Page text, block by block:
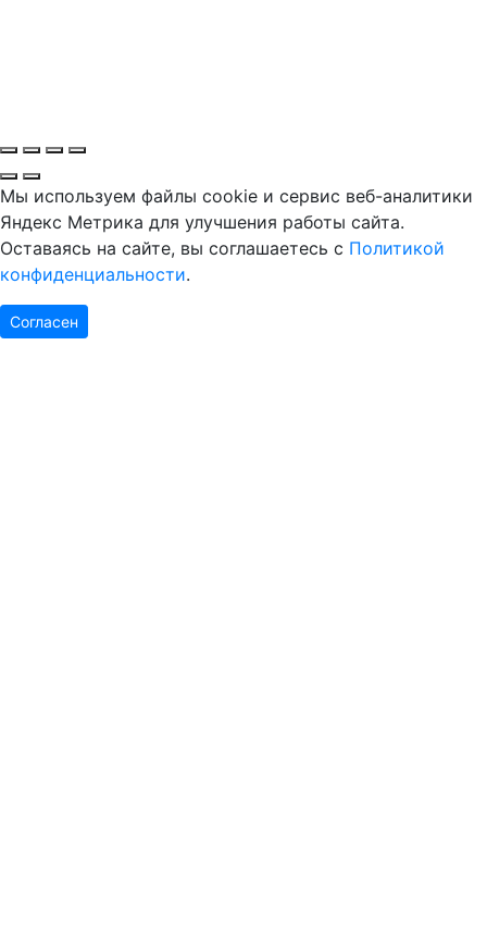
Мы используем файлы cookie и сервис веб-аналитики
Яндекс Метрика для улучшения работы сайта.
Оставаясь на сайте, вы соглашаетесь с Политикой
конфиденциальности.
Согласен